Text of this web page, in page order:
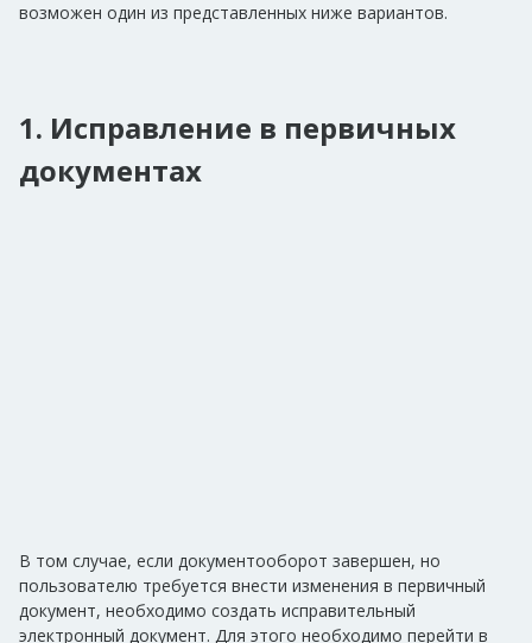
возможен один из представленных ниже вариантов.
1. Исправление в первичных
документах
В том случае, если документооборот завершен, но
пользователю требуется внести изменения в первичный
документ, необходимо создать исправительный
электронный документ. Для этого необходимо перейти в